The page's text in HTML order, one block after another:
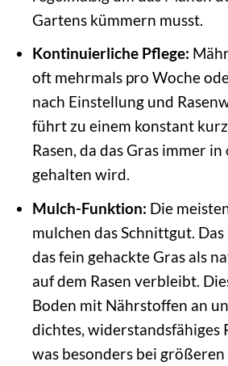
Gartens kümmern musst.
Kontinuierliche Pflege:
oft mehrmals pro Woche
nach Einstellung und
führt zu einem konstant
Rasen, da das Gras immer
gehalten wird.
Mulch-Funktion: Die
mulchen das Schnittgut.
das fein gehackte Gras als
auf dem Rasen verbleibt.
Boden mit Nährstoffen an
dichtes, widerstandsfähiges
was besonders bei größeren